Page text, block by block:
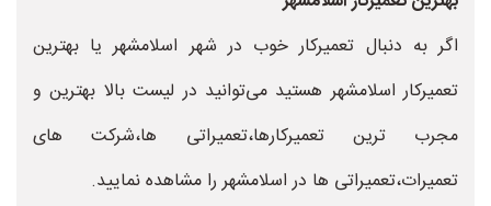
اگر به دنبال تعمیرکار خوب در شهر اسلامشهر یا بهترین
تعمیرکار اسلامشهر هستید می‌توانید در لیست بالا بهترین و
مجرب ترین تعمیرکارها،تعمیراتی ها،شرکت های
تعمیرات،تعمیراتی ها در اسلامشهر را مشاهده نمایید.